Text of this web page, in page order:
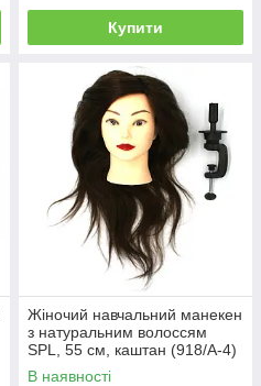
Купити
Жіночий навчальний манекен
з натуральним волоссям
SPL, 55 см, каштан (918/A-4)
В наявності